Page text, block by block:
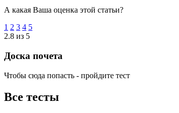
А какая Ваша оценка этой статьи?
1 2 3 4 5
2.8 из 5
Доска почета
Чтобы сюда попасть - пройдите тест
Все тесты